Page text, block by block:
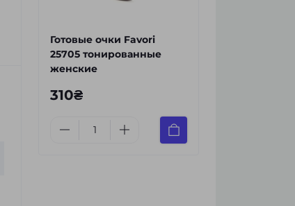
Готовые очки Favori
25705 тонированные
женские
310₴